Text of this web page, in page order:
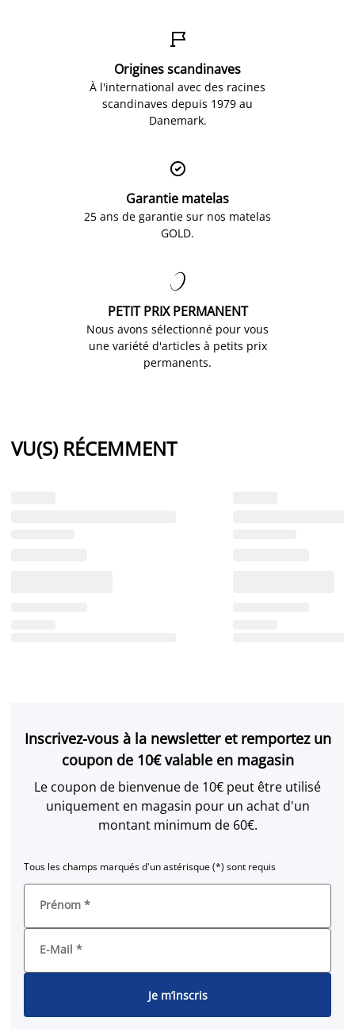

Origines scandinaves
À l'international avec des racines
scandinaves depuis 1979 au
Danemark.

Garantie matelas
25 ans de garantie sur nos matelas
GOLD.

PETIT PRIX PERMANENT
Nous avons sélectionné pour vous
une variété d'articles à petits prix
permanents.
VU(S) RÉCEMMENT
Inscrivez-vous à la newsletter et remportez un
coupon de 10€ valable en magasin
Le coupon de bienvenue de 10€ peut être utilisé
uniquement en magasin pour un achat d'un
montant minimum de 60€.
Tous les champs marqués d'un astérisque (*) sont requis
Prénom *
E-Mail *
Je m’inscris